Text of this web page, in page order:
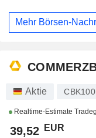
Mehr Börsen-
Aktie CBK100
Realtime-Estimate
39,52 EUR